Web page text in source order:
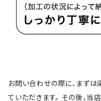
お問い合わせの際に、まず
ていただきます。 その後、当